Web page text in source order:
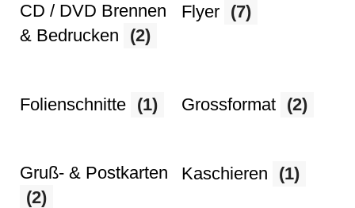
CD / DVD Brennen
& Bedrucken
(2)
Flyer (7)
Folienschnitte (1) Grossformat (2)
Gruß- & Postkarten
(2)
Kaschieren (1)